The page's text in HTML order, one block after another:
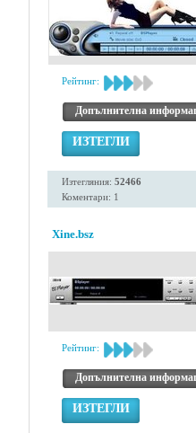
Рейтинг:
Допълнителна
ИЗТЕГЛИ
Изтегляния: 52466
Коментари: 1
Xine.bsz
Рейтинг:
Допълнителна
ИЗТЕГЛИ